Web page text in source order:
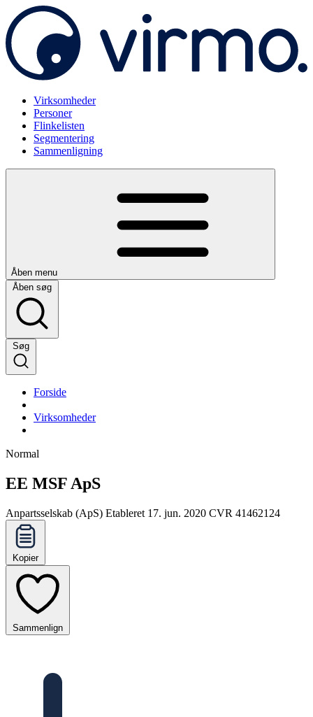
Virksomheder
Personer
Flinkelisten
Segmentering
Sammenligning
Åben menu
Åben søg
Søg
Forside
Virksomheder
Normal
EE MSF ApS
Anpartsselskab (ApS) Etableret 17. jun. 2020 CVR 41462124
Kopier
Sammenlign